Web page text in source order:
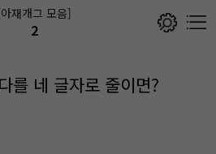
재개그 모음]
2
를 네 글자로 줄이면?